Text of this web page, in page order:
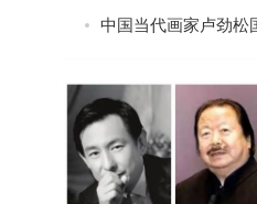
中国当代画家卢劲松